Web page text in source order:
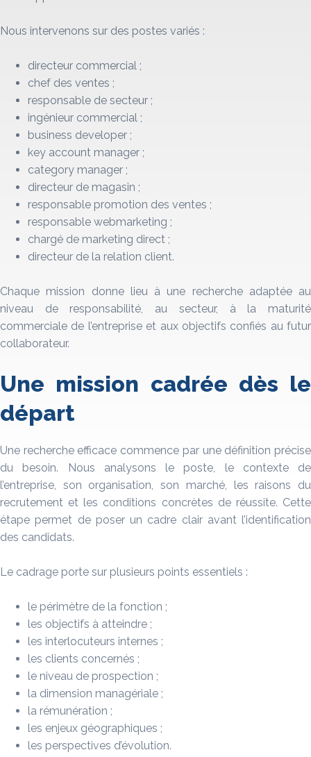
Nous intervenons sur des postes variés :
directeur commercial ;
chef des ventes ;
responsable de secteur ;
ingénieur commercial ;
business developer ;
key account manager ;
category manager ;
directeur de magasin ;
responsable promotion des ventes ;
responsable webmarketing ;
chargé de marketing direct ;
directeur de la relation client.
Chaque mission donne lieu à une recherche adaptée au
niveau de responsabilité, au secteur, à la maturité
commerciale de l’entreprise et aux objectifs confiés au futur
collaborateur.
Une mission cadrée dès le
départ
Une recherche efficace commence par une définition précise
du besoin. Nous analysons le poste, le contexte de
l’entreprise, son organisation, son marché, les raisons du
recrutement et les conditions concrètes de réussite. Cette
étape permet de poser un cadre clair avant l’identification
des candidats.
Le cadrage porte sur plusieurs points essentiels :
le périmètre de la fonction ;
les objectifs à atteindre ;
les interlocuteurs internes ;
les clients concernés ;
le niveau de prospection ;
la dimension managériale ;
la rémunération ;
les enjeux géographiques ;
les perspectives d’évolution.